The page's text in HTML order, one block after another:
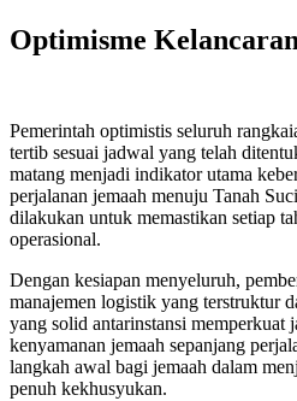
Optimisme
Pemerintah optimistis seluruh
tertib sesuai jadwal yang telah
matang menjadi indikator utama
perjalanan jemaah menuju Tanah
dilakukan untuk memastikan setiap
operasional.
Dengan kesiapan menyeluruh,
manajemen logistik yang terstruktur
yang solid antarinstansi memperkuat
kenyamanan jemaah sepanjang
langkah awal bagi jemaah dalam
penuh kekhusyukan.